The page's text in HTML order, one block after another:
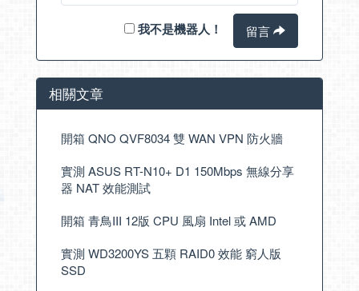
我不是機器人！ 留言
相關文章
開箱 QNO QVF8034 雙 WAN VPN 防火牆
實測 ASUS RT-N10+ D1 150Mbps 無線分享
器 NAT 效能測試
開箱 青鳥III 12版 CPU 風扇 Intel 或 AMD
實測 WD3200YS 五顆 RAID0 效能 窮人版
SSD